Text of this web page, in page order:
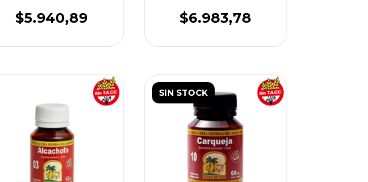
$5.940,89 $6.983,78
SIN STOCK